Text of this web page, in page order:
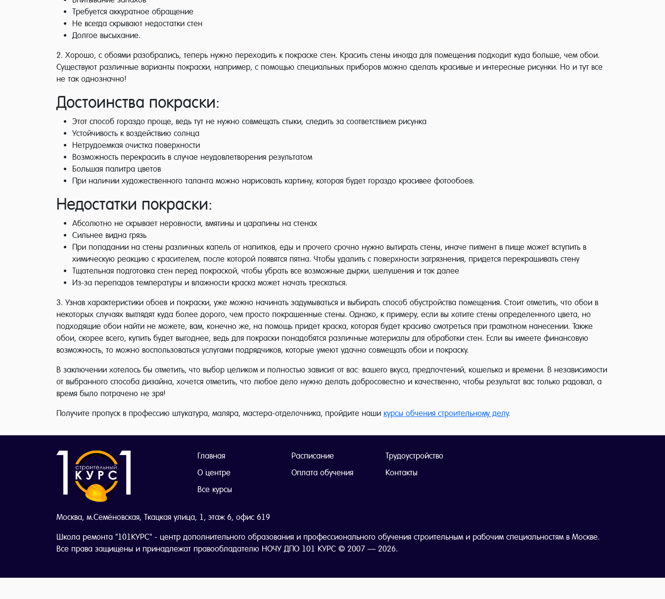
Требуется аккуратное обращение
Не всегда скрывают недостатки стен
Долгое высыхание.
2. Хорошо, с обоями разобрались, теперь нужно переходить к покраске стен. Красить стены иногда для помещения подходит куда больше, чем обои.
Существуют различные варианты покраски, например, с помощью специальных приборов можно сделать красивые и интересные рисунки. Но и тут все
не так однозначно!
Достоинства покраски:
Этот способ гораздо проще, ведь тут не нужно совмещать стыки, следить за соответствием рисунка
Устойчивость к воздействию солнца
Нетрудоемкая очистка поверхности
Возможность перекрасить в случае неудовлетворения результатом
Большая палитра цветов
При наличии художественного таланта можно нарисовать картину, которая будет гораздо красивее фотообоев.
Недостатки покраски:
Абсолютно не скрывает неровности, вмятины и царапины на стенах
Сильнее видна грязь
При попадании на стены различных капель от напитков, еды и прочего срочно нужно вытирать стены, иначе пигмент в пище может вступить в
химическую реакцию с красителем, после которой появятся пятна. Чтобы удалить с поверхности загрязнения, придется перекрашивать стену
Тщательная подготовка стен перед покраской, чтобы убрать все возможные дырки, шелушения и так далее
Из-за перепадов температуры и влажности краска может начать трескаться.
3. Узнав характеристики обоев и покраски, уже можно начинать задумываться и выбирать способ обустройства помещения. Стоит отметить, что обои в
некоторых случаях выглядят куда более дорого, чем просто покрашенные стены. Однако, к примеру, если вы хотите стены определенного цвета, но
подходящие обои найти не можете, вам, конечно же, на помощь придет краска, которая будет красиво смотреться при грамотном нанесении. Также
обои, скорее всего, купить будет выгоднее, ведь для покраски понадобятся различные материалы для обработки стен. Если вы имеете финансовую
возможность, то можно воспользоваться услугами подрядчиков, которые умеют удачно совмещать обои и покраску.
В заключении хотелось бы отметить, что выбор целиком и полностью зависит от вас: вашего вкуса, предпочтений, кошелька и времени. В независимости
от выбранного способа дизайна, хочется отметить, что любое дело нужно делать добросовестно и качественно, чтобы результат вас только радовал, а
время было потрачено не зря!
Получите пропуск в профессию штукатура, маляра, мастера-отделочника, пройдите наши курсы обчения строительному делу.
Главная
О центре
Все курсы
Расписание
Оплата обучения
Трудоустройство
Контакты
Москва, м.Семёновская, Ткацкая улица, 1, этаж 6, офис 619
Школа ремонта "101КУРС" - центр дополнительного образования и профессионального обучения строительным и рабочим специальностям в Москве.
Все права защищены и принадлежат правообладателю НОЧУ ДПО 101 КУРС © 2007 — 2026.